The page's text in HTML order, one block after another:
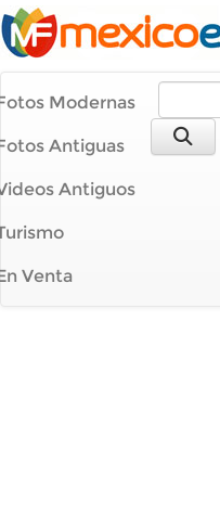
Modernas
Antiguas
Antiguos
Venta